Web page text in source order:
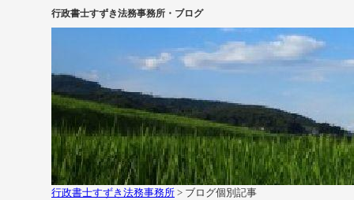
行政書士すずき法務事務所・ブログ
行政書士すずき法務事務所 > ブログ個別記事